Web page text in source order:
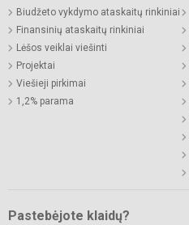
Biudžeto vykdymo ataskaitų rinkiniai
Finansinių ataskaitų rinkiniai
Lėšos veiklai viešinti
Projektai
Viešieji pirkimai
1,2% parama
Pastebėjote klaidų?